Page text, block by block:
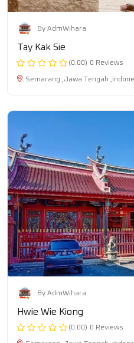
By AdmWihara
Tay Kak Sie
(0.00) 0 Reviews
Semarang ,Jawa Tengah
By AdmWihara
Hwie Wie Kiong
(0.00) 0 Reviews